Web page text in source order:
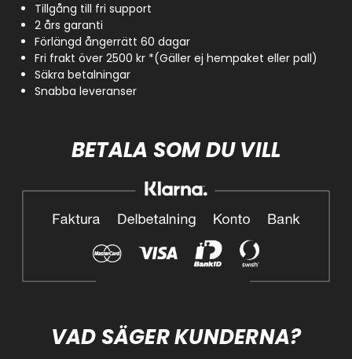
Tillgång till fri support
2 års garanti
Förlängd ångerrätt 60 dagar
Fri frakt över 2500 kr *(Gäller ej hempaket eller pall)
Säkra betalningar
Snabba leveranser
BETALA SOM DU VILL
VAD SÄGER KUNDERNA?